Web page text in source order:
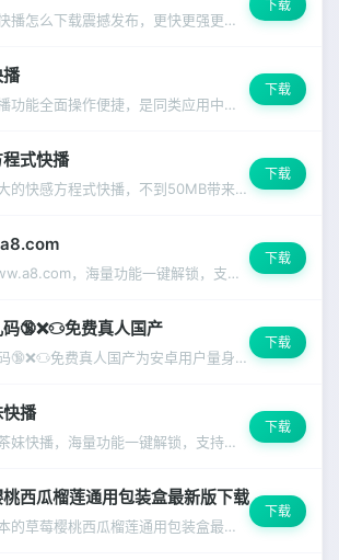
全新版快播怎么下载震撼发布，更快更强更好用的使用体验
下载
理论快播功能全面操作便捷，是同类应用中的佼佼者。
下载
式快播
轻巧强大的快感方程式快播，不到50MB带来无限可能
下载
安装www.a8.com，海量功能一键解锁，支持深色模式和多语言切换。
下载
🔞❌♋免费真人国产
高清乱码🔞❌♋免费真人国产为安卓用户量身打造，兼容99%主流设备
下载
播
安装绿茶妹快播，海量功能一键解锁，支持深色模式和多语言切换。
下载
西瓜榴莲通用包装盒最新版下载
全新版本的草莓樱桃西瓜榴莲通用包装盒最新版下载，带来更流畅的使用体验和更多实用功能，界面焕然一新。
下载